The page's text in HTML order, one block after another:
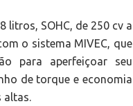
litros, SOHC, de 250 cv a
o sistema MIVEC, que
para aperfeiçoar seu
de torque e economia
altas.